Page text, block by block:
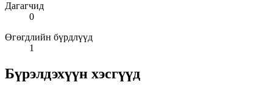
Дагагчид
0
Өгөгдлийн бүрдлүүд
1
Бүрэлдэхүүн хэсгүүд